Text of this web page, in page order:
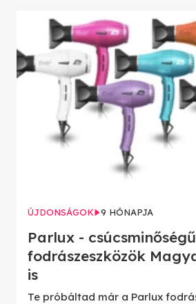
ÚJDONSÁGOK 9 HÓNAPJA
Parlux - csúcsminőségű
fodrászeszközök
is
Te próbáltad már a Parlux